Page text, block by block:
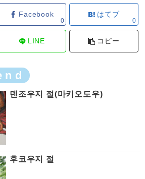
Facebook
0
はてブ
0
LINE コピー
덴조우지 절(마키오도우)
후코우지 절